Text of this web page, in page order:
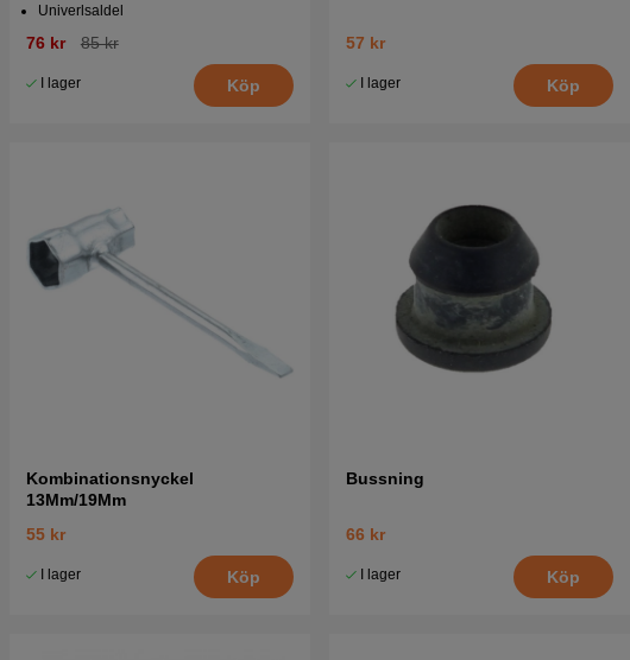
Univerlsaldel
76 kr 85 kr
I lager Köp
57 kr
I lager Köp
Kombinationsnyckel
13Mm/19Mm
55 kr
I lager Köp
Bussning
66 kr
I lager Köp